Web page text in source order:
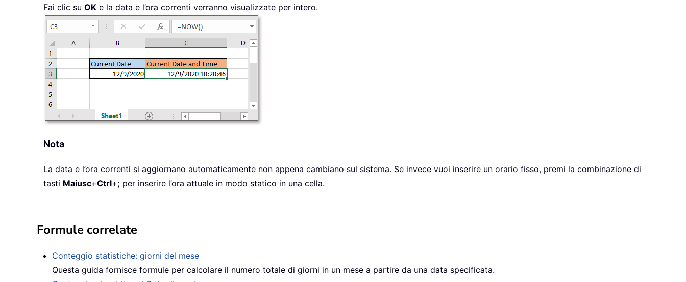
Fai clic su OK e la data e l’ora correnti verranno visualizzate per intero.
Nota
La data e l’ora correnti si aggiornano automaticamente non appena cambiano sul sistema. Se invece vuoi inserire un orario fisso, premi la combinazione di
tasti Maiusc+Ctrl+; per inserire l’ora attuale in modo statico in una cella.
Formule correlate
Conteggio statistiche: giorni del mese
Questa guida fornisce formule per calcolare il numero totale di giorni in un mese a partire da una data specificata.